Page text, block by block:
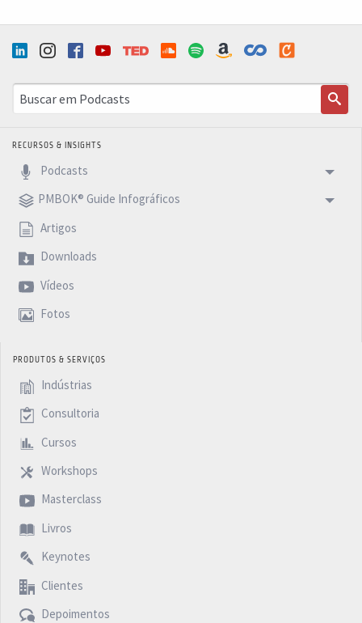
RECURSOS & INSIGHTS
Podcasts
PMBOK® Guide Infográficos
Artigos
Downloads
Vídeos
Fotos
PRODUTOS & SERVIÇOS
Indústrias
Consultoria
Cursos
Workshops
Masterclass
Livros
Keynotes
Clientes
Depoimentos